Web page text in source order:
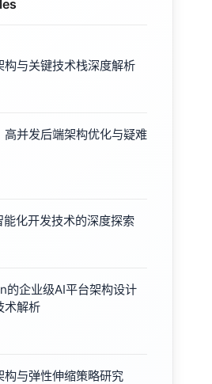
构与关键技术栈深度解析
高并发后端架构优化与疑难
化开发技术的深度探索
的企业级AI平台架构设计
术解析
构与弹性伸缩策略研究